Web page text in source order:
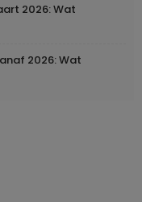
2026: Wat
2026: Wat